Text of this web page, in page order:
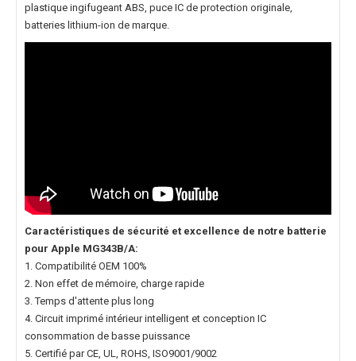
plastique ingifugeant ABS, puce IC de protection originale,
batteries lithium-ion de marque.
Caractéristiques de sécurité et excellence de notre batterie
pour Apple MG343B/A:
1. Compatibilité OEM 100%
2. Non effet de mémoire, charge rapide
3. Temps d'attente plus long
4. Circuit imprimé intérieur intelligent et conception IC
consommation de basse puissance
5. Certifié par CE, UL, ROHS, ISO9001/9002